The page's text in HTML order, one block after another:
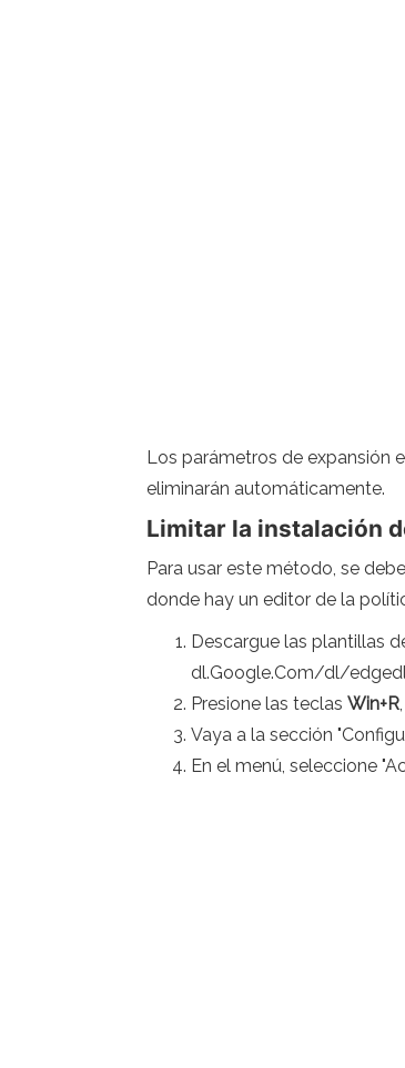
Los parámetros de expansión
eliminarán automáticamente.
Limitar la instalación
Para usar este método, se
donde hay un editor de la
Descargue las plantillas
dl.Google.Com/dl/
Presione las teclas Win+R
Vaya a la sección
En el menú, seleccione